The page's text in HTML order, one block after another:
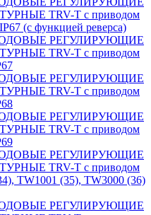
TRV-T с приводом
(с функцией реверса)
РЕГУЛИРУЮЩИЕ
TRV-T с приводом
РЕГУЛИРУЮЩИЕ
TRV-T с приводом
РЕГУЛИРУЮЩИЕ
TRV-T с приводом
РЕГУЛИРУЮЩИЕ
TRV-T с приводом
TW1001 (35), TW3000 (36)
РЕГУЛИРУЮЩИЕ